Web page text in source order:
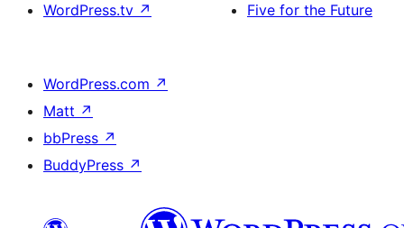
WordPress.tv ↗
Five for the Future
WordPress.com ↗
Matt ↗
bbPress ↗
BuddyPress ↗